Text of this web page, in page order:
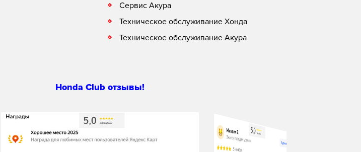
Сервис Акура
Техническое обслуживание Хонда
Техническое обслуживание Акура
Honda Club отзывы!